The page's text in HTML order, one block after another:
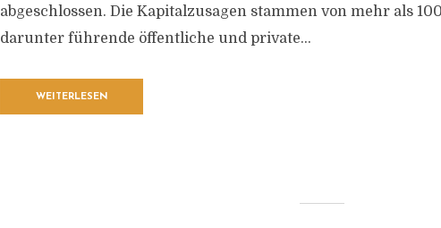
abgeschlossen. Die Kapitalzusagen stammen von mehr als
darunter führende öffentliche und private...
WEITERLESEN